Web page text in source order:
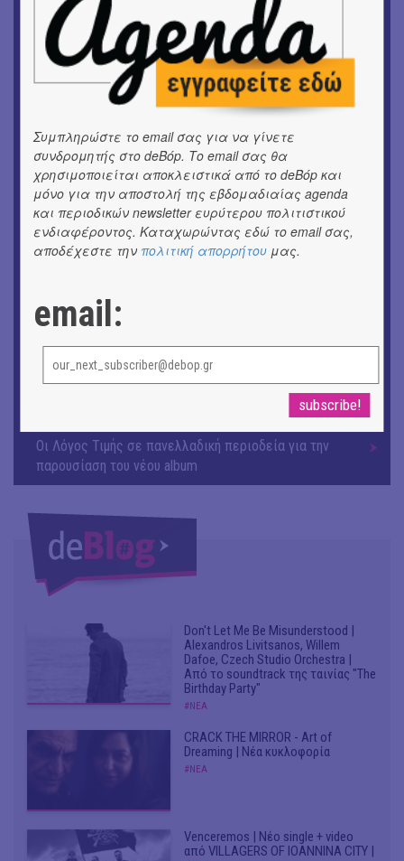
«ΑΗ ΛΑΟΣ» | Ένα σκηνικό ρέκβιεμ για την ήττα ενός
λαού
ΕΙΚΑΣΤΙΚΑ
Ομαδική έκθεση | Προσωρινά για Πάντα
Αργύρης Ραλλιάς | Λιτανεία
ΕΙΚΑΣΤΙΚΑ
Θανάσης Λάλας-Κώστας Τσόκλης - Συνομιλώντας με
εικόνες και λέξεις
ΘΕΑΤΡΟ / ΧΟΡΟΣ
ΜΟΥΣΙΚΗ
9o Φεστιβάλ Στρογγύλη στη Σαντορίνη
ΘΕΑΤΡΟ / ΧΟΡΟΣ
«Ίων» του Ευρυπίδη
Οι Λόγος Τιμής σε πανελλαδική περιοδεία για την
παρουσίαση του νέου album
Don't Let Me Be Misunderstood |
Alexandros Livitsanos, Willem
Dafoe, Czech Studio Orchestra |
Από το soundtrack της ταινίας "The
Birthday Party"
#ΝΕΑ
CRACK THE MIRROR - Art of
Dreaming | Νέα κυκλοφορία
#ΝΕΑ
Venceremos | Νέο single + video
από VILLAGERS OF IOANNINA CITY |
Συμπληρώστε το email σας για να γίνετε
συνδρομητής στο deBόp. Το email σας θα
χρησιμοποιείται αποκλειστικά από το deBόp και
μόνο για την αποστολή της εβδομαδιαίας agenda
και περιοδικών newsletter ευρύτερου πολιτιστικού
ενδιαφέροντος. Καταχωρώντας εδώ το email σας,
αποδέχεστε την πολιτική απορρήτου μας.
email: